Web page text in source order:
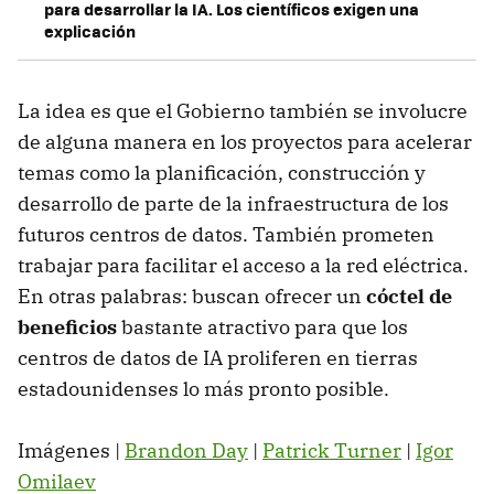
para desarrollar la IA. Los científicos exigen una
explicación
La idea es que el Gobierno también se involucre
de alguna manera en los proyectos para acelerar
temas como la planificación, construcción y
desarrollo de parte de la infraestructura de los
futuros centros de datos. También prometen
trabajar para facilitar el acceso a la red eléctrica.
En otras palabras: buscan ofrecer un cóctel de
beneficiosbastante atractivo para que los
centros de datos de IA proliferen en tierras
estadounidenses lo más pronto posible.
Imágenes | Brandon Day | Patrick Turner | Igor
Omilaev